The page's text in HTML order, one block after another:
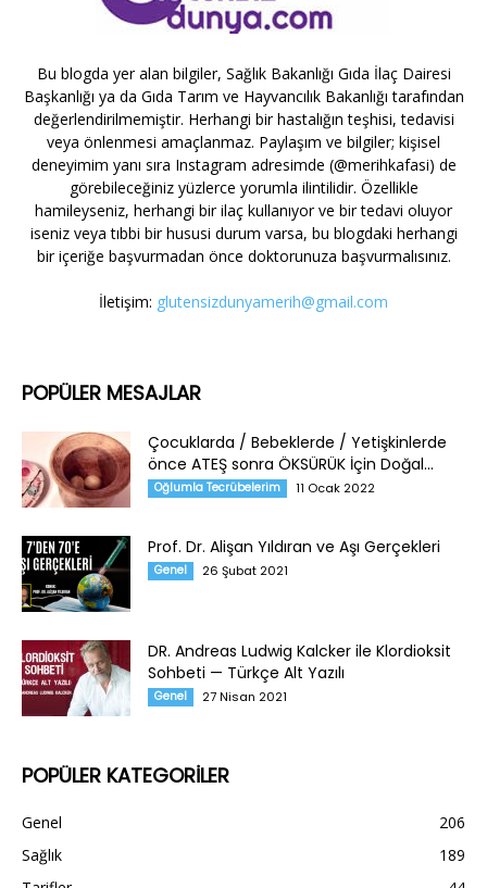
Bu blogda yer alan bilgiler, Sağlık Bakanlığı Gıda İlaç Dairesi
Başkanlığı ya da Gıda Tarım ve Hayvancılık Bakanlığı tarafından
değerlendirilmemiştir. Herhangi bir hastalığın teşhisi, tedavisi
veya önlenmesi amaçlanmaz. Paylaşım ve bilgiler; kişisel
deneyimim yanı sıra Instagram adresimde (@merihkafasi) de
görebileceğiniz yüzlerce yorumla ilintilidir. Özellikle
hamileyseniz, herhangi bir ilaç kullanıyor ve bir tedavi oluyor
iseniz veya tıbbi bir hususi durum varsa, bu blogdaki herhangi
bir içeriğe başvurmadan önce doktorunuza başvurmalısınız.
İletişim: glutensizdunyamerih@gmail.com
POPÜLER MESAJLAR
Çocuklarda / Bebeklerde / Yetişkinlerde
önce ATEŞ sonra ÖKSÜRÜK İçin Doğal...
Oğlumla Tecrübelerim 11 Ocak 2022
Prof. Dr. Alişan Yıldıran ve Aşı Gerçekleri
Genel 26 Şubat 2021
DR. Andreas Ludwig Kalcker ile Klordioksit
Sohbeti — Türkçe Alt Yazılı
Genel 27 Nisan 2021
POPÜLER KATEGORİLER
Genel
206
Sağlık
189